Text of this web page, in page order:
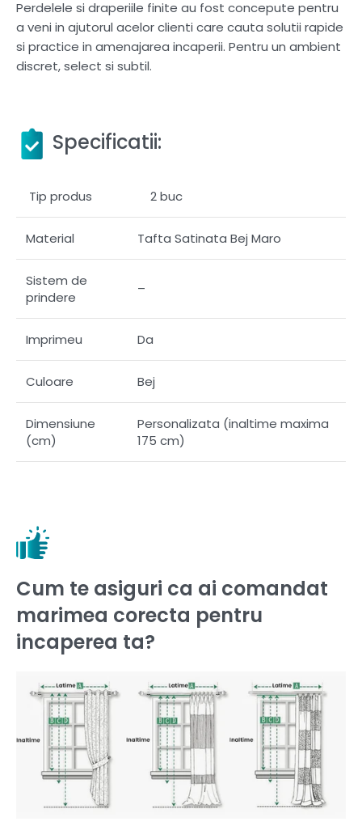
Perdelele si draperiile finite au fost concepute pentru
a veni in ajutorul acelor clienti care cauta solutii rapide
si practice in amenajarea incaperii. Pentru un ambient
discret, select si subtil.
Specificatii:
Tip produs 2 buc
Material Tafta Satinata Bej Maro
Sistem de
prindere
–
Imprimeu Da
Culoare Bej
Dimensiune
(cm)
Personalizata (inaltime maxima
175 cm)
Cum te asiguri ca ai comandat
marimea corecta pentru
incaperea ta?